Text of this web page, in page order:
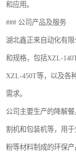
和应用。
### 公司产品及服务
湖北鑫正来自动化有
和规格，包括XZL-
XZL-450T等，以及各
需求。
公司主要生产的降解
割机和包装机等，用
粉等材料制成的环保
航空餐具
稻壳餐具
降解奶茶杯